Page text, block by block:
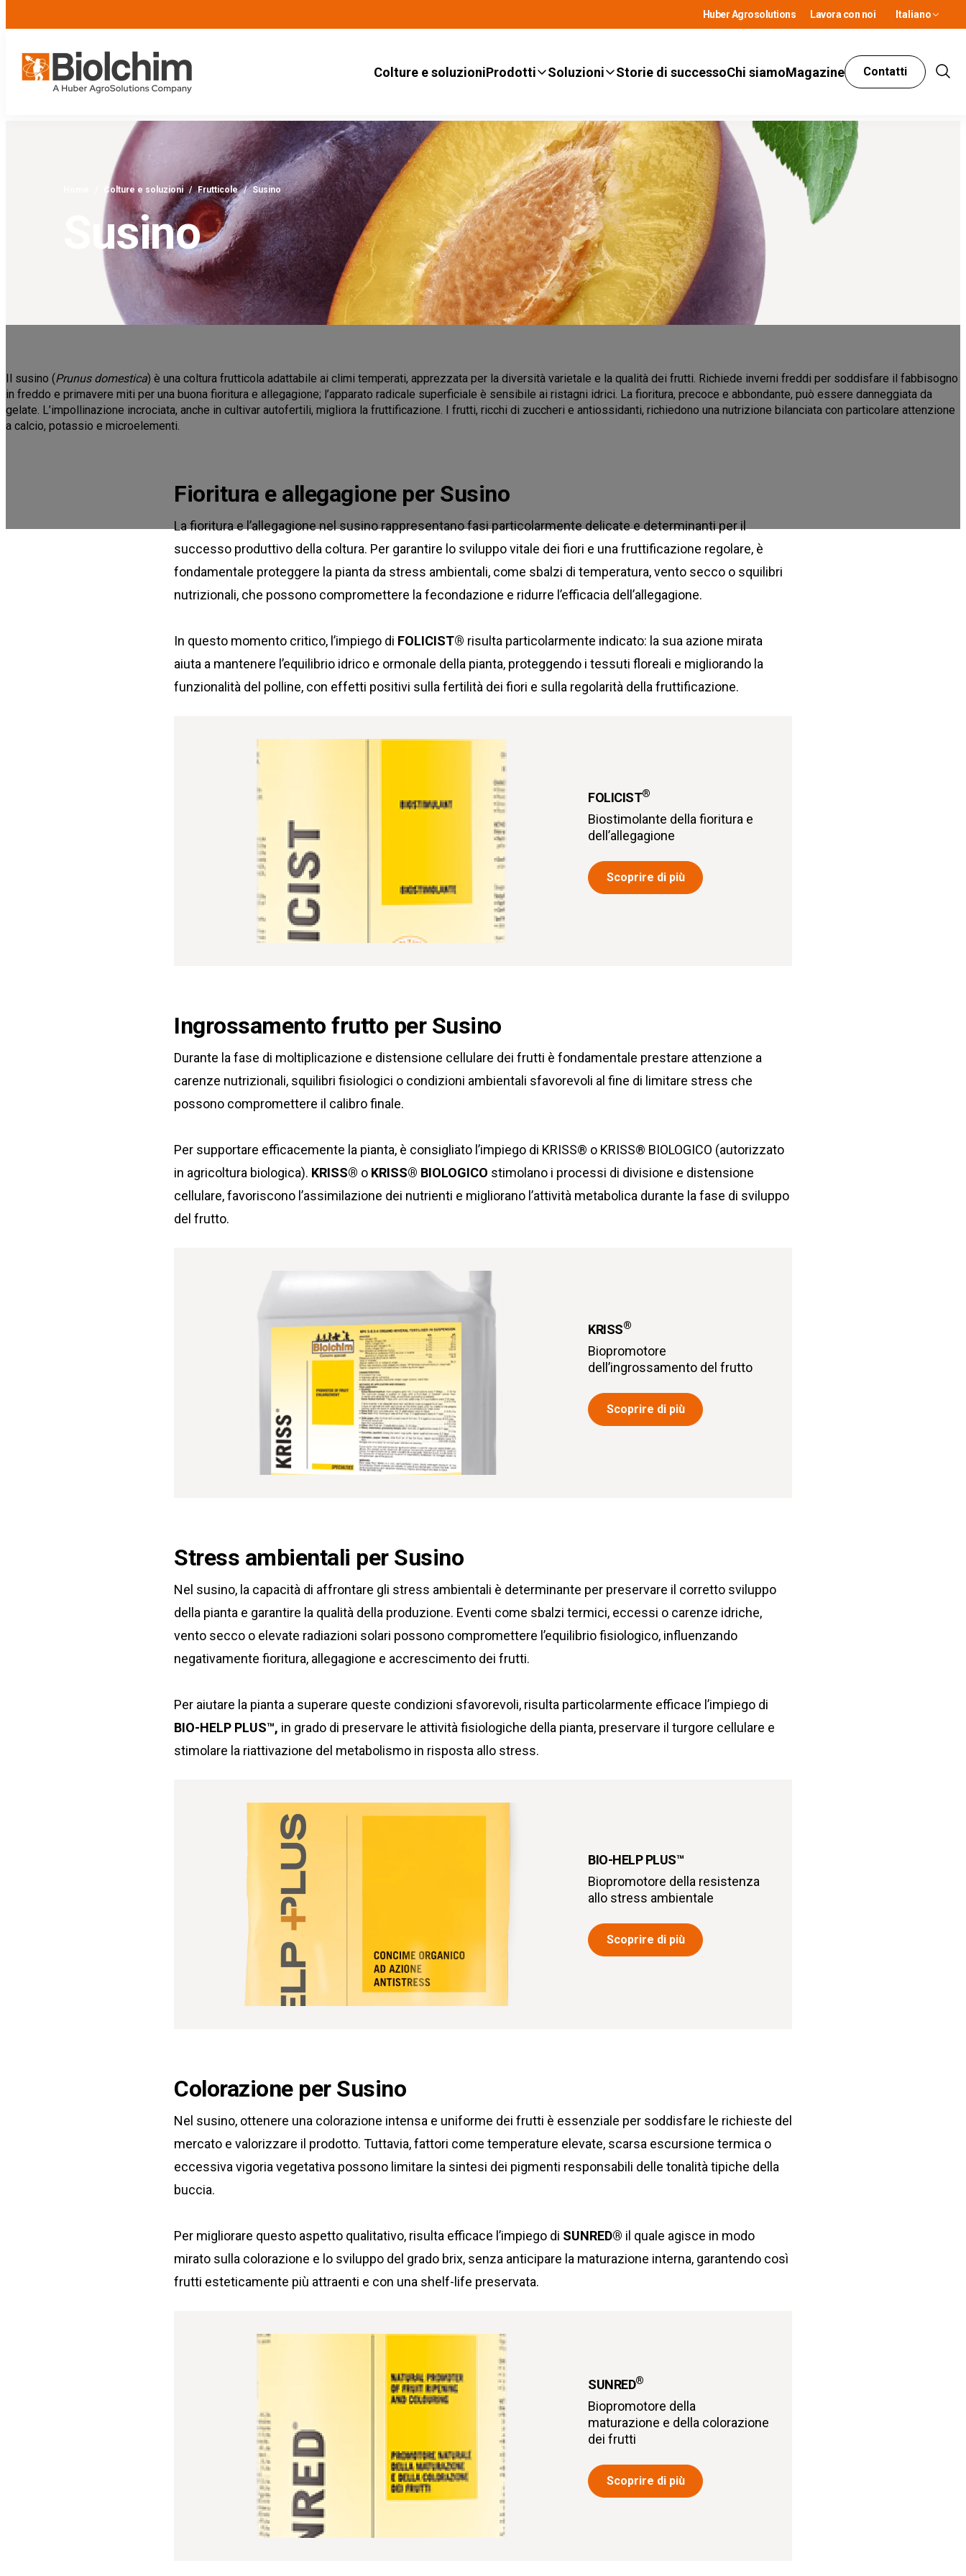
Huber Agrosolutions Lavora con noi Italiano
Colture e soluzioniProdotti Soluzioni Storie di successoChi siamoMagazine Contatti
Show
Colture e soluzioni / Frutticole / Susino
Susino
Il susino (Prunus domestica) è una coltura frutticola adattabile ai climi temperati, apprezzata per la diversità varietale e la qualità dei frutti. Richiede inverni freddi per soddisfare il fabbisogno
in freddo e primavere miti per una buona fioritura e allegagione; l’apparato radicale superficiale è sensibile ai ristagni idrici. La fioritura, precoce e abbondante, può essere danneggiata da
gelate. L’impollinazione incrociata, anche in cultivar autofertili, migliora la fruttificazione. I frutti, ricchi di zuccheri e antiossidanti, richiedono una nutrizione bilanciata con particolare attenzione
a calcio, potassio e microelementi.
Fioritura e allegagione per Susino
La fioritura e l’allegagione nel susino rappresentano fasi particolarmente delicate e determinanti per il
successo produttivo della coltura. Per garantire lo sviluppo vitale dei fiori e una fruttificazione regolare, è
fondamentale proteggere la pianta da stress ambientali, come sbalzi di temperatura, vento secco o squilibri
nutrizionali, che possono compromettere la fecondazione e ridurre l’efficacia dell’allegagione.
In questo momento critico, l’impiego di FOLICIST® risulta particolarmente indicato: la sua azione mirata
aiuta a mantenere l’equilibrio idrico e ormonale della pianta, proteggendo i tessuti floreali e migliorando la
funzionalità del polline, con effetti positivi sulla fertilità dei fiori e sulla regolarità della fruttificazione.
FOLICIST®
Biostimolante della fioritura e
dell’allegagione
Scoprire di più
Ingrossamento frutto per Susino
Durante la fase di moltiplicazione e distensione cellulare dei frutti è fondamentale prestare attenzione a
carenze nutrizionali, squilibri fisiologici o condizioni ambientali sfavorevoli al fine di limitare stress che
possono compromettere il calibro finale.
Per supportare efficacemente la pianta, è consigliato l’impiego di KRISS® o KRISS® BIOLOGICO (autorizzato
in agricoltura biologica). KRISS® o KRISS® BIOLOGICO stimolano i processi di divisione e distensione
cellulare, favoriscono l’assimilazione dei nutrienti e migliorano l’attività metabolica durante la fase di sviluppo
del frutto.
KRISS®
Biopromotore
dell’ingrossamento del frutto
Scoprire di più
Stress ambientali per Susino
Nel susino, la capacità di affrontare gli stress ambientali è determinante per preservare il corretto sviluppo
della pianta e garantire la qualità della produzione. Eventi come sbalzi termici, eccessi o carenze idriche,
vento secco o elevate radiazioni solari possono compromettere l’equilibrio fisiologico, influenzando
negativamente fioritura, allegagione e accrescimento dei frutti.
Per aiutare la pianta a superare queste condizioni sfavorevoli, risulta particolarmente efficace l’impiego di
BIO-HELP PLUS™, in grado di preservare le attività fisiologiche della pianta, preservare il turgore cellulare e
stimolare la riattivazione del metabolismo in risposta allo stress.
BIO-HELP PLUS™
Biopromotore della resistenza
allo stress ambientale
Scoprire di più
Colorazione per Susino
Nel susino, ottenere una colorazione intensa e uniforme dei frutti è essenziale per soddisfare le richieste del
mercato e valorizzare il prodotto. Tuttavia, fattori come temperature elevate, scarsa escursione termica o
eccessiva vigoria vegetativa possono limitare la sintesi dei pigmenti responsabili delle tonalità tipiche della
buccia.
Per migliorare questo aspetto qualitativo, risulta efficace l’impiego di SUNRED® il quale agisce in modo
mirato sulla colorazione e lo sviluppo del grado brix, senza anticipare la maturazione interna, garantendo così
frutti esteticamente più attraenti e con una shelf-life preservata.
SUNRED®
Biopromotore della
maturazione e della colorazione
dei frutti
Scoprire di più